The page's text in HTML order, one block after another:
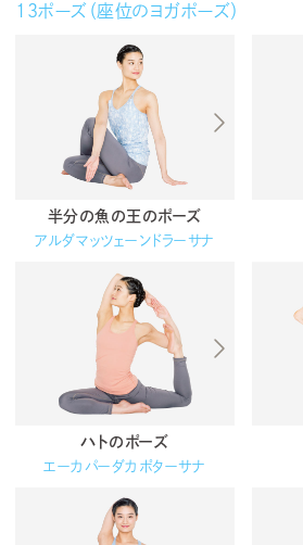
13ポーズ（座位のヨガポーズ）
半分の魚の王のポーズ
アルダマッツェーンドラーサナ
ハトのポーズ
エーカパーダカポターサナ